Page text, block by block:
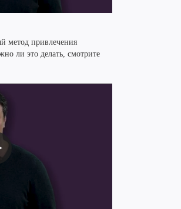
метод привлечения
ли это делать, смотрите